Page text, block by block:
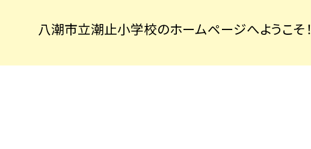
八潮市立潮止小学校のホームページへようこそ！